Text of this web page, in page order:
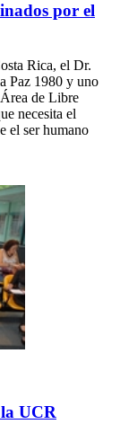
por el
Rica, el Dr.
Paz 1980 y uno
de Libre
necesita el
el ser humano
UCR